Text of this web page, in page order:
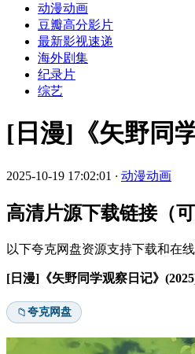
动漫动画
豆瓣高分影片
最新影视速递
海外剧集
纪录片
综艺
[日漫]《矢野同
2025-10-19 17:02:01 · 动漫动画
高清片源下载链接（可
以下夸克网盘资源支持下载和在
[日漫]《矢野同学观察日记》
📁夸克网盘